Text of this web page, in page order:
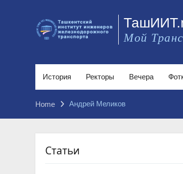
Мой
История Ректоры Вечера
Home Андрей Меликов
Статьи